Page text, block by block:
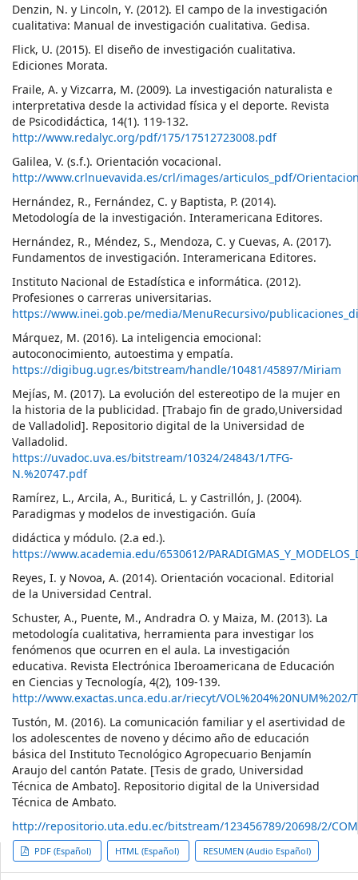
Denzin, N. y Lincoln, Y. (2012). El campo de la investigación
cualitativa: Manual de investigación cualitativa. Gedisa.
Flick, U. (2015). El diseño de investigación cualitativa.
Ediciones Morata.
Fraile, A. y Vizcarra, M. (2009). La investigación naturalista e
interpretativa desde la actividad física y el deporte. Revista
de Psicodidáctica, 14(1). 119-132.
http://www.redalyc.org/pdf/175/17512723008.pdf
Galilea, V. (s.f.). Orientación vocacional.
http://www.crlnuevavida.es/crl/images/articulos_pdf/
Hernández, R., Fernández, C. y Baptista, P. (2014).
Metodología de la investigación. Interamericana Editores.
Hernández, R., Méndez, S., Mendoza, C. y Cuevas, A. (2017).
Fundamentos de investigación. Interamericana Editores.
Instituto Nacional de Estadística e informática. (2012).
Profesiones o carreras universitarias.
https://www.inei.gob.pe/media/MenuRecursivo/
Márquez, M. (2016). La inteligencia emocional:
autoconocimiento, autoestima y empatía.
https://digibug.ugr.es/bitstream/handle/10481/45897/Miriam
Mejías, M. (2017). La evolución del estereotipo de la mujer en
la historia de la publicidad. [Trabajo fin de grado,Universidad
de Valladolid]. Repositorio digital de la Universidad de
Valladolid.
https://uvadoc.uva.es/bitstream/10324/24843/1/TFG-
N.%20747.pdf
Ramírez, L., Arcila, A., Buriticá, L. y Castrillón, J. (2004).
Paradigmas y modelos de investigación. Guía
didáctica y módulo. (2.a ed.).
https://www.academia.edu/6530612/
Reyes, I. y Novoa, A. (2014). Orientación vocacional. Editorial
de la Universidad Central.
Schuster, A., Puente, M., Andradra O. y Maiza, M. (2013). La
metodología cualitativa, herramienta para investigar los
fenómenos que ocurren en el aula. La investigación
educativa. Revista Electrónica Iberoamericana de Educación
en Ciencias y Tecnología, 4(2), 109-139.
http://www.exactas.unca.edu.ar/riecyt/VOL%204%20NUM%202/
Tustón, M. (2016). La comunicación familiar y el asertividad de
los adolescentes de noveno y décimo año de educación
básica del Instituto Tecnológico Agropecuario Benjamín
Araujo del cantón Patate. [Tesis de grado, Universidad
Técnica de Ambato]. Repositorio digital de la Universidad
Técnica de Ambato.
http://repositorio.uta.edu.ec/bitstream/123456789/20698/2/
PDF (Español) HTML (Español) RESUMEN (Audio Español)